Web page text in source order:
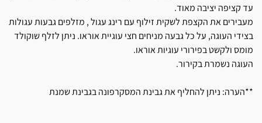
עד קציפה יציבה מאוד.
מעבירים את הקצפת לשקית זילוף עם רינג עגול , מזלפים גבעות עגולות
בצידי העוגה, על כל גבעה מניחים חצי עוגיית אוראו. ניתן לזלף שוקולד
מומס ולקשט בפירורי עוגיות אוראו.
העוגה נשמרת בקירור.
**הערה: ניתן להחליף את גבינת המסקרפונה בגבינת שמנת